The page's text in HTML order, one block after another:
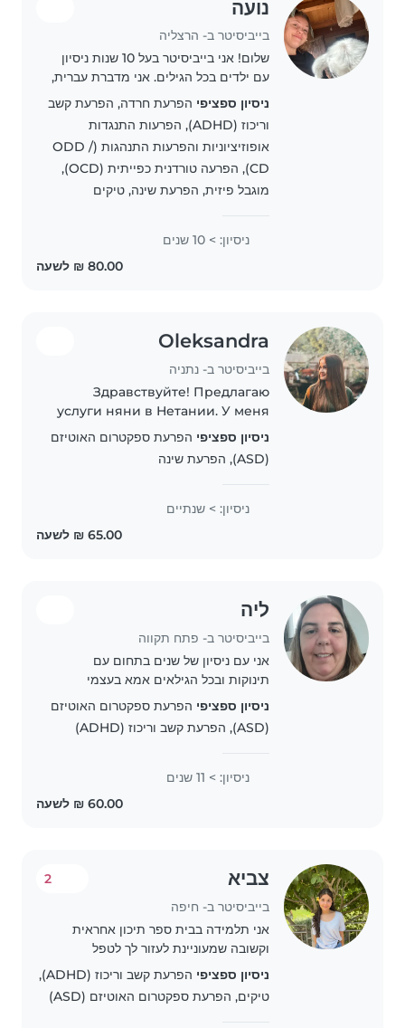
נועה
בייביסיטר ב- הרצליה
שלום! אני בייביסיטר בעל 10 שנות ניסיון
עם ילדים בכל הגילים. אני מדברת עברית,
לילדים לפתח את כישוריהם בציור, קריאה
ויצירה. אני גם נוחה עם חיות מחמד,..
ניסיון ספציפי הפרעת חרדה, הפרעת קשב
וריכוז (ADHD), הפרעות התנגדות
אופוזיציוניות והפרעות התנהגות (ODD /
CD), הפרעה טורדנית כפייתית (OCD),
מוגבל פיזית, הפרעת שינה, טיקים
ניסיון: > 10 שנים
Oleksandra
בייביסיטר ב- נתניה
Здравствуйте! Предлагаю
услуги няни в Нетании. У меня
ответственная, добрая и
внимательная. Очень люблю
с ними, читаю, гуляю и
ניסיון ספציפי הפרעת ספקטרום האוטיזם
(ASD), הפרעת שינה
ניסיון: > שנתיים
ליה
בייביסיטר ב- פתח תקווה
אני עם ניסיון של שנים בתחום עם
תינוקות ובכל הגילאים אמא בעצמי
אחראית אשמח לשמור על ילדיכם לכייף
להעביר את הזמן בכיף ביחד
ניסיון ספציפי הפרעת ספקטרום האוטיזם
(ASD), הפרעת קשב וריכוז (ADHD)
ניסיון: > 11 שנים
צביא
בייביסיטר ב- חיפה
2
אני תלמידה בבית ספר תיכון אחראית
וקשובה שמעוניינת לעזור לך לטפל
בילדייך . אני אוהבת לשחק עם ילדים
ולעזור להם עם יצירה ושיעורי בית אשמח
לדבר אתך יותר על היכולות שלי ואם זה
ניסיון ספציפי
הפרעת קשב וריכוז (ADHD),
טיקים, הפרעת ספקטרום האוטיזם (ASD)